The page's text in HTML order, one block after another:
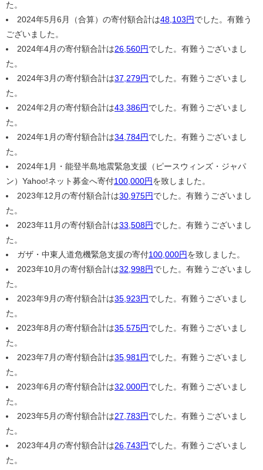
た。
2024年5月6月（合算）の寄付額合計は48,103円 でした。有難う
ございました。
2024年4月の寄付額合計は26,560円 でした。有難うございまし
た。
2024年3月の寄付額合計は37,279円 でした。有難うございまし
た。
2024年2月の寄付額合計は43,386円 でした。有難うございまし
た。
2024年1月の寄付額合計は34,784円 でした。有難うございまし
た。
2024年1月・能登半島地震緊急支援（ピースウィンズ・ジャパ
ン）Yahoo!ネット募金へ寄付100,000円 を致しました。
2023年12月の寄付額合計は30,975円 でした。有難うございまし
た。
2023年11月の寄付額合計は33,508円 でした。有難うございまし
た。
ガザ・中東人道危機緊急支援の寄付100,000円 を致しました。
2023年10月の寄付額合計は32,998円 でした。有難うございまし
た。
2023年9月の寄付額合計は35,923円 でした。有難うございまし
た。
2023年8月の寄付額合計は35,575円 でした。有難うございまし
た。
2023年7月の寄付額合計は35,981円 でした。有難うございまし
た。
2023年6月の寄付額合計は32,000円 でした。有難うございまし
た。
2023年5月の寄付額合計は27,783円 でした。有難うございまし
た。
2023年4月の寄付額合計は26,743円 でした。有難うございまし
た。